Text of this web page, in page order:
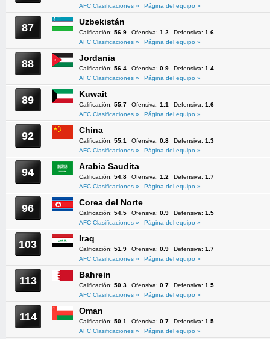
AFC Clasificaciones »
Página del equipo »
87 Uzbekistán
Calificación: 56.9 Ofensiva: 1.2 Defensiva: 1.6
AFC Clasificaciones »
Página del equipo »
88 Jordania
Calificación: 56.4 Ofensiva: 0.9 Defensiva: 1.4
AFC Clasificaciones »
Página del equipo »
89 Kuwait
Calificación: 55.7 Ofensiva: 1.1 Defensiva: 1.6
AFC Clasificaciones »
Página del equipo »
92 China
Calificación: 55.1 Ofensiva: 0.8 Defensiva: 1.3
AFC Clasificaciones »
Página del equipo »
94 Arabia Saudita
Calificación: 54.8 Ofensiva: 1.2 Defensiva: 1.7
AFC Clasificaciones »
Página del equipo »
96 Corea del Norte
Calificación: 54.5 Ofensiva: 0.9 Defensiva: 1.5
AFC Clasificaciones »
Página del equipo »
103 Iraq
Calificación: 51.9 Ofensiva: 0.9 Defensiva: 1.7
AFC Clasificaciones »
Página del equipo »
113 Bahrein
Calificación: 50.3 Ofensiva: 0.7 Defensiva: 1.5
AFC Clasificaciones »
Página del equipo »
114 Oman
Calificación: 50.1 Ofensiva: 0.7 Defensiva: 1.5
AFC Clasificaciones »
Página del equipo »